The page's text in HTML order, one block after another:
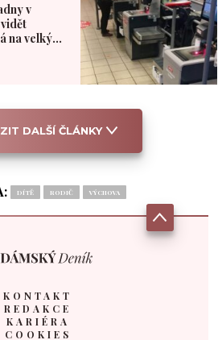
v
na velký
DALŠÍ ČLÁNKY
DÍTĚ RODIČ VÝCHOVA
KONTAKT
REDAKCE
KARIÉRA
COOKIES